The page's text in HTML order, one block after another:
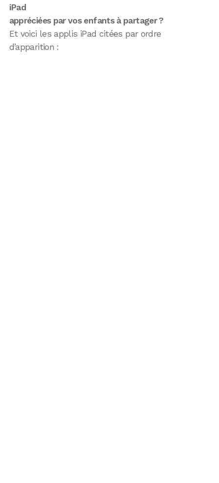
iPad
appréciées par vos enfants à partager ?
Et voici les applis iPad citées par ordre
d’apparition :